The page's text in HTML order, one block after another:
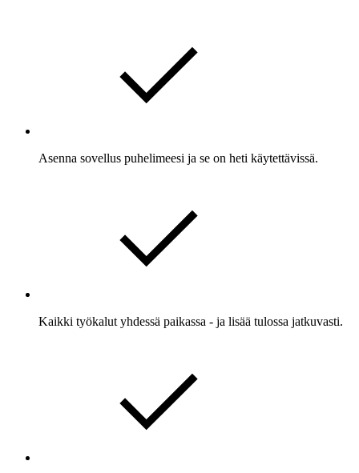
Asenna sovellus puhelimeesi ja se on heti käytettävissä.
Kaikki työkalut yhdessä paikassa - ja lisää tulossa jatkuvasti.